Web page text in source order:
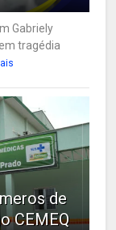
Gabriely
tragédia
de
CEMEQ